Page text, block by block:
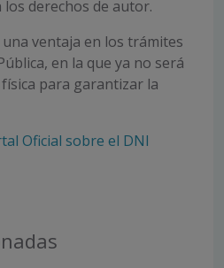
derechos de autor.
una ventaja en los trámites
en la que ya no será
para garantizar la
Oficial sobre el DNI